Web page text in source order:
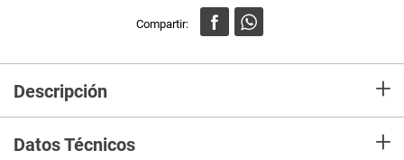
Descripción +
desayunos o para acompañar las comidas que prefieras.
Datos Técnicos +